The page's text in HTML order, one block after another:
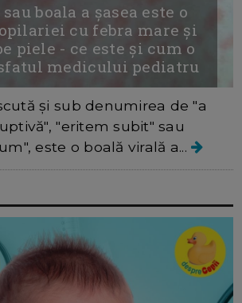
sau boala a șasea este o
cu febra mare și
piele - ce este și cum o
medicului pediatru
și sub denumirea de "a
"eritem subit" sau
este o boală virală a...